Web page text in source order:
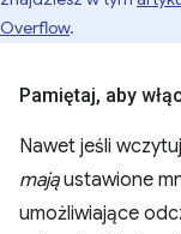
Overflow.
Pamiętaj, aby
Nawet jeśli
mająustawione
umożliwiające